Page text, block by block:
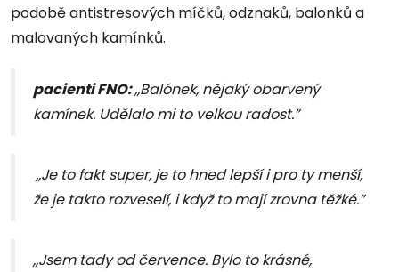
podobě antistresových míčků, odznaků, balonků a
malovaných kamínků.
pacienti FNO:,,Balónek, nějaký obarvený
kamínek. Udělalo mi to velkou radost.”
,,Je to fakt super, je to hned lepší i pro ty menší,
že je takto rozveselí, i když to mají zrovna těžké.”
,,Jsem tady od července. Bylo to krásné,